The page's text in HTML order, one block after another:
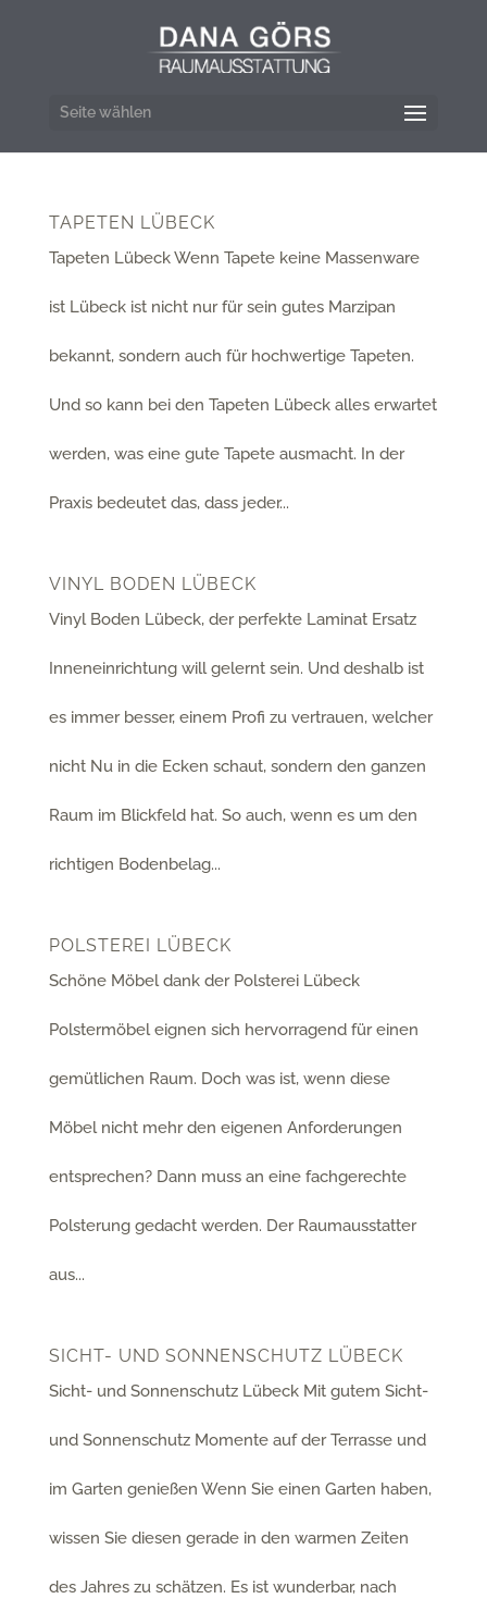
Seite wählen
TAPETEN LÜBECK
Tapeten Lübeck Wenn Tapete keine Massenware
ist Lübeck ist nicht nur für sein gutes Marzipan
bekannt, sondern auch für hochwertige Tapeten.
Und so kann bei den Tapeten Lübeck alles erwartet
werden, was eine gute Tapete ausmacht. In der
Praxis bedeutet das, dass jeder...
VINYL BODEN LÜBECK
Vinyl Boden Lübeck, der perfekte Laminat Ersatz
Inneneinrichtung will gelernt sein. Und deshalb ist
es immer besser, einem Profi zu vertrauen, welcher
nicht Nu in die Ecken schaut, sondern den ganzen
Raum im Blickfeld hat. So auch, wenn es um den
richtigen Bodenbelag...
POLSTEREI LÜBECK
Schöne Möbel dank der Polsterei Lübeck
Polstermöbel eignen sich hervorragend für einen
gemütlichen Raum. Doch was ist, wenn diese
Möbel nicht mehr den eigenen Anforderungen
entsprechen? Dann muss an eine fachgerechte
Polsterung gedacht werden. Der Raumausstatter
aus...
SICHT- UND SONNENSCHUTZ LÜBECK
Sicht- und Sonnenschutz Lübeck Mit gutem Sicht-
und Sonnenschutz Momente auf der Terrasse und
im Garten genießen Wenn Sie einen Garten haben,
wissen Sie diesen gerade in den warmen Zeiten
des Jahres zu schätzen. Es ist wunderbar, nach